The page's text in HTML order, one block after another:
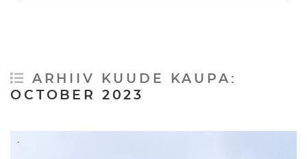
ARHIIV KUUDE KAUPA:
OCTOBER 2023